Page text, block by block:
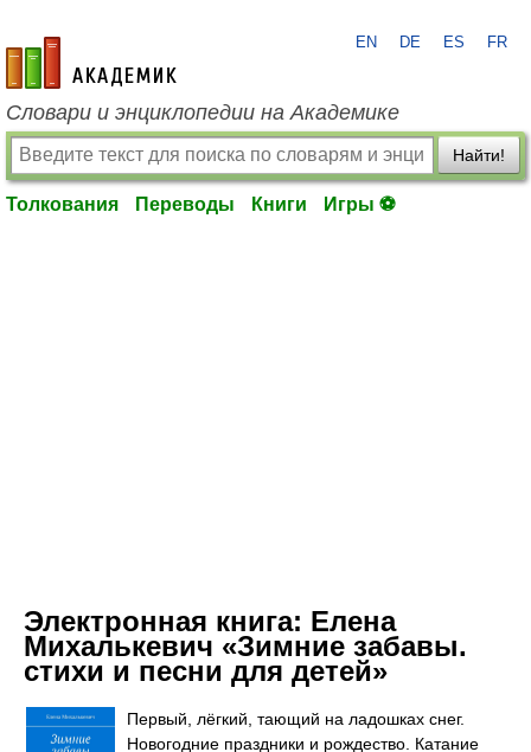
academic.ru
EN DE ES FR
Словари и энциклопедии на Академике
Найти!
Толкования Переводы Книги Игры ⚽
Электронная книга: Елена
Михалькевич «Зимние забавы.
стихи и песни для детей»
Первый, лёгкий, тающий на ладошках снег.
Новогодние праздники и рождество. Катание